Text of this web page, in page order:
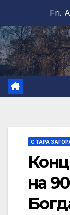
content
Fri.
СТАРА
на